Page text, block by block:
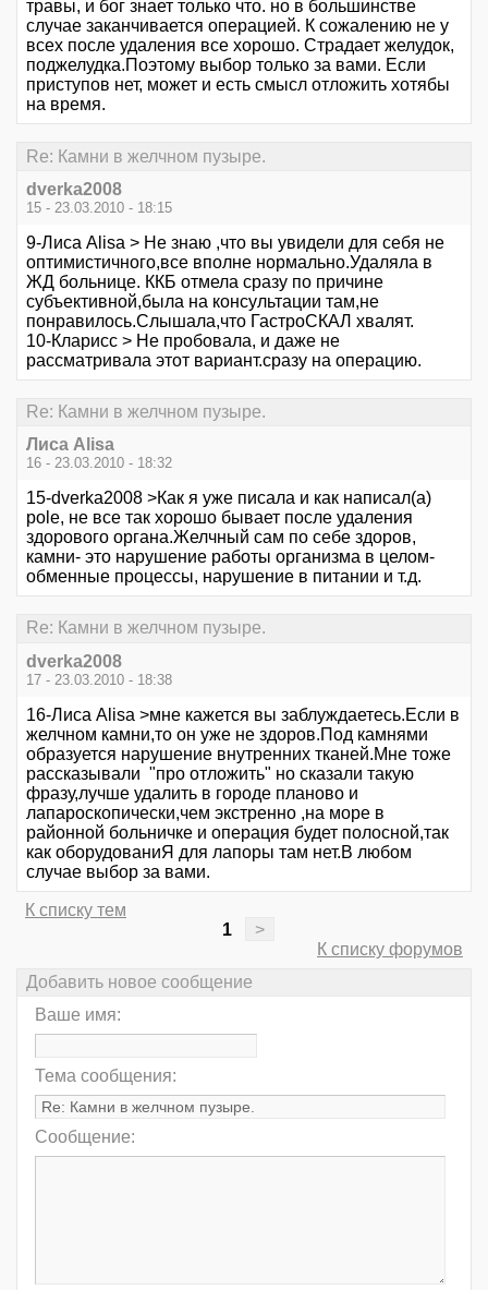
травы, и бог знает только что. но в большинстве
случае заканчивается операцией. К сожалению не у
всех после удаления все хорошо. Страдает желудок,
поджелудка.Поэтому выбор только за вами. Если
приступов нет, может и есть смысл отложить хотябы
на время.
Re: Камни в желчном пузыре.
dverka2008
15 - 23.03.2010 - 18:15
9-Лиса Alisa > Не знаю ,что вы увидели для себя не
оптимистичного,все вполне нормально.Удаляла в
ЖД больнице. ККБ отмела сразу по причине
субъективной,была на консультации там,не
понравилось.Слышала,что ГастроСКАЛ хвалят.
10-Кларисс > Не пробовала, и даже не
рассматривала этот вариант.сразу на операцию.
Re: Камни в желчном пузыре.
Лиса Alisa
16 - 23.03.2010 - 18:32
15-dverka2008 >Как я уже писала и как написал(а)
pole, не все так хорошо бывает после удаления
здорового органа.Желчный сам по себе здоров,
камни- это нарушение работы организма в целом-
обменные процессы, нарушение в питании и т.д.
Re: Камни в желчном пузыре.
dverka2008
17 - 23.03.2010 - 18:38
16-Лиса Alisa >мне кажется вы заблуждаетесь.Если в
желчном камни,то он уже не здоров.Под камнями
образуется нарушение внутренних тканей.Мне тоже
рассказывали "про отложить" но сказали такую
фразу,лучше удалить в городе планово и
лапароскопически,чем экстренно ,на море в
районной больничке и операция будет полосной,так
как оборудованиЯ для лапоры там нет.В любом
случае выбор за вами.
К списку тем
1
>
К списку форумов
Добавить новое сообщение
Ваше имя:
Тема сообщения:
Сообщение: